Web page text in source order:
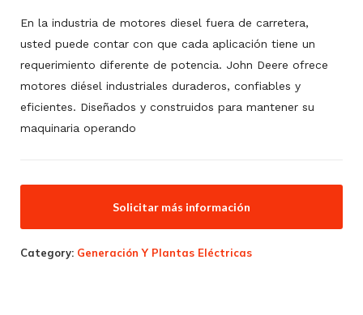
En la industria de motores diesel fuera de carretera,
usted puede contar con que cada aplicación tiene un
requerimiento diferente de potencia. John Deere ofrece
motores diésel industriales duraderos, confiables y
eficientes. Diseñados y construidos para mantener su
maquinaria operando
Solicitar más información
Category: Generación Y Plantas Eléctricas